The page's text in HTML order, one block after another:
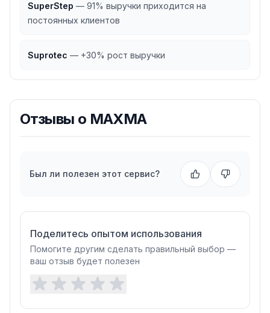
SuperStep — 91% выручки приходится на
постоянных клиентов
Suprotec — +30% рост выручки
Отзывы о MAXMA
Был ли полезен этот сервис?
Поделитесь опытом использования
Помогите другим сделать правильный выбор —
ваш отзыв будет полезен